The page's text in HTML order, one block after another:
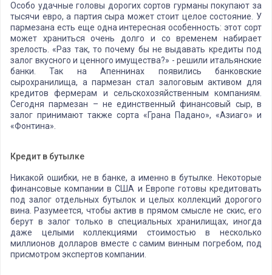
Особо удачные головы дорогих сортов гурманы покупают за
тысячи евро, а партия сыра может стоит целое состояние. У
пармезана есть еще одна интересная особенность: этот сорт
может храниться очень долго и со временем набирает
зрелость. «Раз так, то почему бы не выдавать кредиты под
залог вкусного и ценного имущества?» - решили итальянские
банки. Так на Апеннинах появились банковские
сырохранилища, а пармезан стал залоговым активом для
кредитов фермерам и сельскохозяйственным компаниям.
Сегодня пармезан – не единственный финансовый сыр, в
залог принимают также сорта «Грана Падано», «Азиаго» и
«Фонтина».
Кредит в бутылке
Никакой ошибки, не в банке, а именно в бутылке. Некоторые
финансовые компании в США и Европе готовы кредитовать
под залог отдельных бутылок и целых коллекций дорогого
вина. Разумеется, чтобы актив в прямом смысле не скис, его
берут в залог только в специальных хранилищах, иногда
даже целыми коллекциями стоимостью в несколько
миллионов долларов вместе с самим винным погребом, под
присмотром экспертов компании.